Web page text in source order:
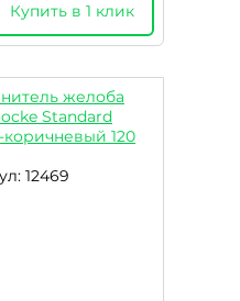
Купить в 1 клик
желоба
Standard
120
12469